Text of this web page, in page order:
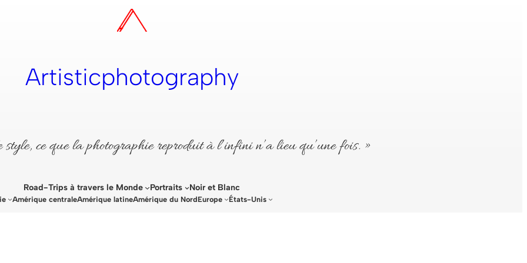
Artisticphotography
ce que la photographie reproduit à l’infini n’a lieu qu’une fois. »
Road-Trips à travers le Monde Portraits Noir et Blanc
Amérique centraleAmérique latineAmérique du NordEurope États-Unis